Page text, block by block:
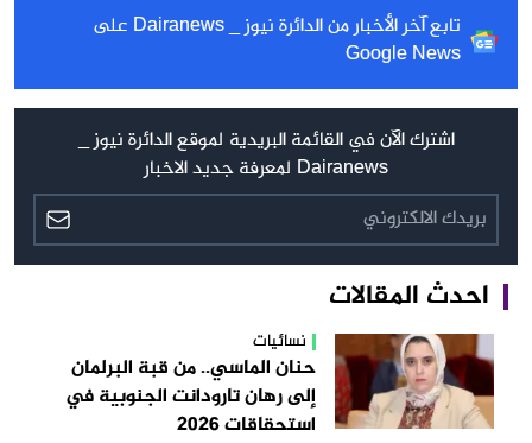
تابع آخر الأخبار من الدائرة نيوز _ Dairanews على
Google News
اشترك الآن في القائمة البريدية لموقع الدائرة نيوز _
Dairanews لمعرفة جديد الاخبار
احدث المقالات
نسائيات
حنان الماسي.. من قبة البرلمان
إلى رهان تارودانت الجنوبية في
استحقاقات 2026